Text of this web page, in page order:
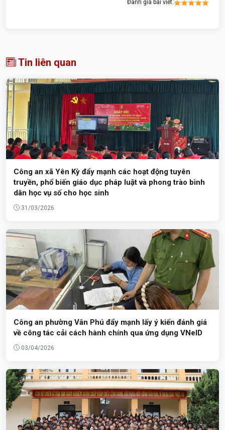
Đánh giá bài viết:
Tin liên quan
Công an xã Yên Kỳ đẩy mạnh các hoạt động tuyên
truyền, phổ biến giáo dục pháp luật và phong trào bình
dân học vụ số cho học sinh
31/03/2026
Công an phường Vân Phú đẩy mạnh lấy ý kiến đánh giá
về công tác cải cách hành chính qua ứng dụng VNeID
03/04/2026